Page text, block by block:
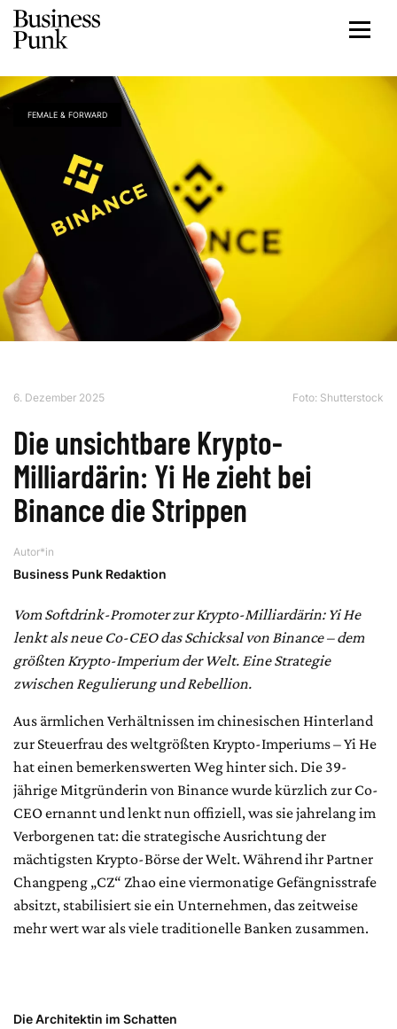
FEMALE & FORWARD
6. Dezember 2025 Foto: Shutterstock
Die unsichtbare Krypto-
Milliardärin: Yi He zieht bei
Binance die Strippen
Autor*in
Business Punk Redaktion
Vom Softdrink-Promoter zur Krypto-Milliardärin: Yi He
lenkt als neue Co-CEO das Schicksal von Binance – dem
größten Krypto-Imperium der Welt. Eine Strategie
zwischen Regulierung und Rebellion.
Aus ärmlichen Verhältnissen im chinesischen Hinterland
zur Steuerfrau des weltgrößten Krypto-Imperiums – Yi He
hat einen bemerkenswerten Weg hinter sich. Die 39-
jährige Mitgründerin von Binance wurde kürzlich zur Co-
CEO ernannt und lenkt nun offiziell, was sie jahrelang im
Verborgenen tat: die strategische Ausrichtung der
mächtigsten Krypto-Börse der Welt. Während ihr Partner
Changpeng „CZ“ Zhao eine viermonatige Gefängnisstrafe
absitzt, stabilisiert sie ein Unternehmen, das zeitweise
mehr wert war als viele traditionelle Banken zusammen.
Die Architektin im Schatten